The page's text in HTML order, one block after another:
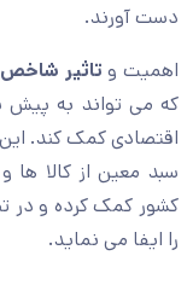
دست آورند.
اهمیت و تاثیر شاخص CPI در فارکس
که می تواند به پیش
اقتصادی کمک کند.
سبد معین از کالا
کشور کمک کرده و در
را ایفا می نماید.